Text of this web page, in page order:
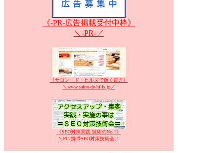
《-PR-広告掲載受付中枠》
＼-PR-／
《サロン・ド・ヒルズで輝く貴方》
＼www.salon-de-hills.jp／
《SEO対策実践.技術のNo.1》
＼PC/携帯SEO対策技術会／